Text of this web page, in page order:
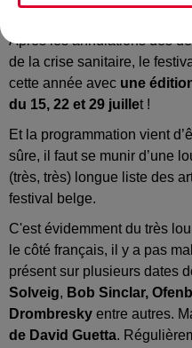
A édition exceptionnelle,
Après les annulations des
de la crise sanitaire, le
cette année avec une
du 15, 22 et 29 juillet !
Et la programmation vient
sûre, il faut se munir d’une
(très, très) longue liste des
festival belge.
C'est évidemment du très
le côté français, il y a pas
présent sur plusieurs dates
Solveig, Bob Sinclar,
Drombresky entre autres.
de David Guetta.